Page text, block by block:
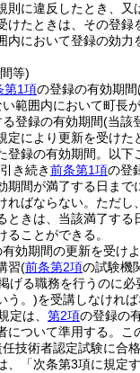
則に違反したとき、又
けたときは、その登録
内において登録の効力
等)
第1項の登録の有効期
範囲内において町長が
登録の有効期間(当該
定により更新を受けた
登録の有効期間。以下
き続き前条第1項の登
期間が満了する日まで
ればならない。 ただし
ときは、当該満了する
ることができる。
効期間の更新を受け
習(前条第2項の試験機
げる職務を行うのに必
う。)を受講しなければ
定は、 第2項の登録の
について準用する。
こ
技術者認定試験に合
、「次条第3項に規定